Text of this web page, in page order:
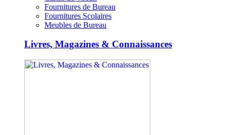
Fournitures de Bureau
Fournitures Scolaires
Meubles de Bureau
Livres, Magazines & Connaissances